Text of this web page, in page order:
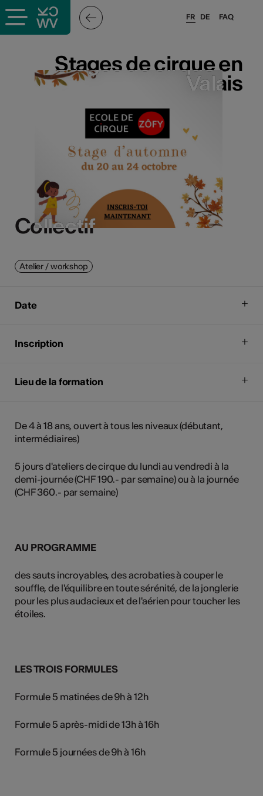
FAQ
FR DE
Stages de cirque en
Valais
Collectif
Stages de cirque en
Valais
Collectif
Atelier / workshop
Date
Inscription
Lieu de la formation
De 4 à 18 ans, ouvert à tous les niveaux (débutant,
intermédiaires)
5 jours d'ateliers de cirque du lundi au vendredi à la
demi-journée (CHF 190.- par semaine) ou à la journée
(CHF 360.- par semaine)
AU PROGRAMME
des sauts incroyables, des acrobaties à couper le
souffle, de l'équilibre en toute sérénité, de la jonglerie
pour les plus audacieux et de l'aérien pour toucher les
étoiles.
LES TROIS FORMULES
Formule 5 matinées de 9h à 12h
Formule 5 après-midi de 13h à 16h
Formule 5 journées de 9h à 16h